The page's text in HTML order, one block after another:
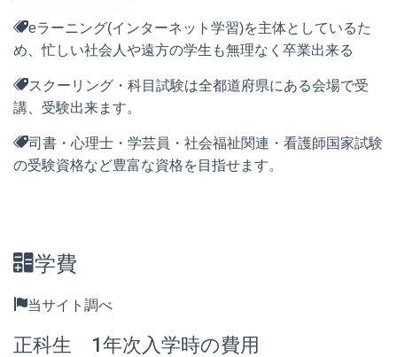
eラーニング(インターネット学習)を主体としているた
め、忙しい社会人や遠方の学生も無理なく卒業出来る
スクーリング・科目試験は全都道府県にある会場で受
講、受験出来ます。
司書・心理士・学芸員・社会福祉関連・看護師国家試験
の受験資格など豊富な資格を目指せます。
学費
当サイト調べ
正科生 1年次入学時の費用